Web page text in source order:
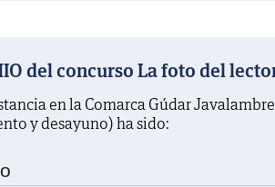
del concurso La foto del
en la Comarca Gúdar
y desayuno) ha sido: